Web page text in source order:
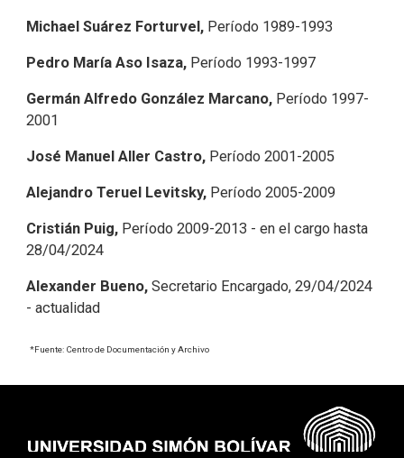
Michael Suárez Forturvel, Período 1989-1993
Pedro María Aso Isaza, Período 1993-1997
Germán Alfredo González Marcano, Período 1997-
2001
José Manuel Aller Castro, Período 2001-2005
Alejandro Teruel Levitsky, Período 2005-2009
Cristián Puig, Período 2009-2013 - en el cargo hasta
28/04/2024
Alexander Bueno,Secretario Encargado, 29/04/2024
- actualidad
*Fuente: Centro de Documentación y Archivo